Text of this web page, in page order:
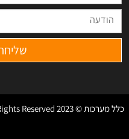
כלל מערכות © 2023 All Rights Reserved